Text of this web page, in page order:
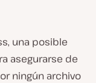
una posible
asegurarse de
ningún archivo